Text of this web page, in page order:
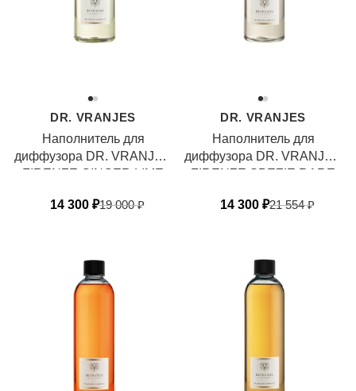
DR. VRANJES
Наполнитель для
диффузора DR. VRANJES
FIRENZE GINGER LIME
14 300 ₽19 000₽
DR. VRANJES
Наполнитель для
диффузора DR. VRANJES
FIRENZE SPEZIE RARE
14 300 ₽21 554₽